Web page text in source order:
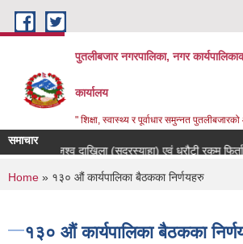
Skip to main content
पुतलीबजार नगरपालिका, नगर
कार्यालय
" शिक्षा, स्वास्थ्य र पूर्वाधार समुन्नत
समाचार
रकम राजश्व दाखिला (सदरस्याहा) एवं धरौटी रकम फिर्ता
You are here
Home » १३० औं कार्यपालिका बैठकका निर्णयहरु
१३० औं कार्यपालिका बैठकका